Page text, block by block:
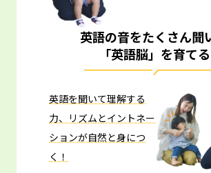
英語の音をたくさん聞
「英語脳」を育てる
英語を聞いて理解する
力、リズムとイントネー
ションが自然と身につ
く！